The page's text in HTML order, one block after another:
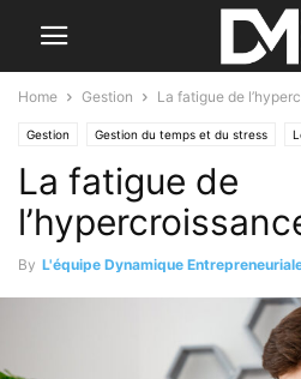
Home Gestion La fatigue de
Gestion Gestion du temps et du stress
Business Valorisation d'entreprise
La fatigue de
By L'équipe Dynamique